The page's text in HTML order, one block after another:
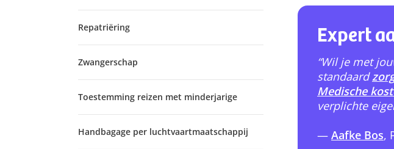
Repatriëring
Zwangerschap
Toestemming reizen met minderjarige
Handbagage per luchtvaartmaatschappij
Expert
“Wil je met
standaard
Medische
verplichte
— Aafke Bos,